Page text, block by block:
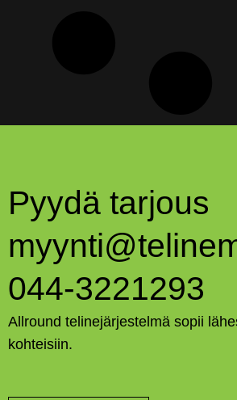
Pyydä tarjous
044-3221293
Allround telinejärjestelmä sopii
kohteisiin.